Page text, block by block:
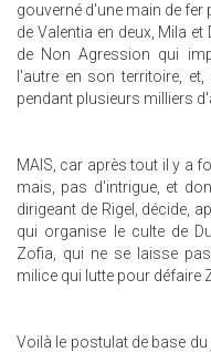
gouverné d'une main de
de Valentia en deux, Mila
de Non Agression qui
l'autre en son territoire,
pendant plusieurs milliers
MAIS, car après tout il y a
mais, pas d'intrigue, et
dirigeant de Rigel, décide,
qui organise le culte de
Zofia, qui ne se laisse
milice qui lutte pour défaire
Voilà le postulat de base